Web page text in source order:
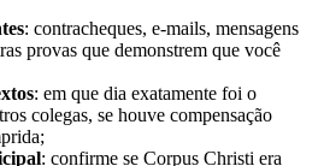
: contracheques, e-mails, mensagens
provas que demonstrem que você
: em que dia exatamente foi o
colegas, se houve compensação
: confirme se Corpus Christi era